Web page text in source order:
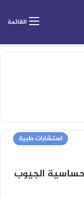
القائمة
استشارات طبية
الجيوب